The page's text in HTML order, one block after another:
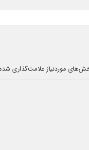
موردنیاز علامت‌گذاری